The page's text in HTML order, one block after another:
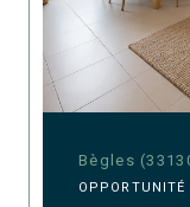
Bègles
OPPORTUNITÉ